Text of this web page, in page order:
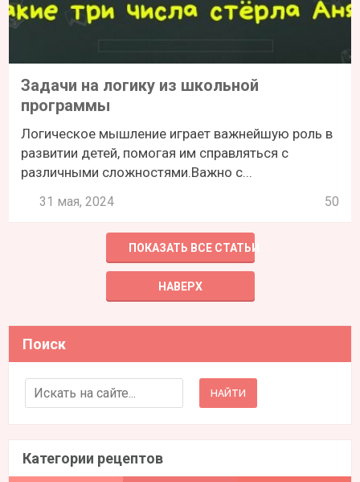
Задачи на логику из школьной
программы
Логическое мышление играет важнейшую роль в
развитии детей, помогая им справляться с
различными сложностями.Важно с...
31 мая, 2024 50
ПОКАЗАТЬ ВСЕ СТАТЬИ
НАВЕРХ
Поиск
Search for:
Категории рецептов